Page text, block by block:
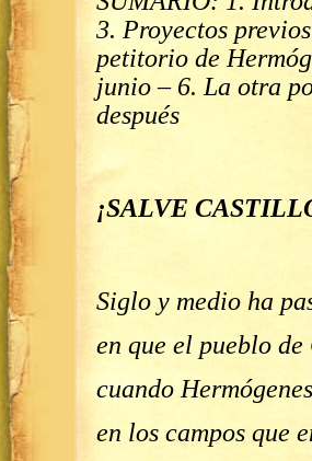
3. Proyectos
petitorio de
junio – 6. La otra
después
¡SALVE
Siglo y medio ha
en que el pueblo
cuando
en los campos que